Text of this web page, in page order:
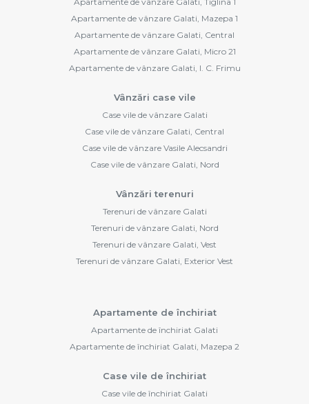
Apartamente de vânzare Galati, Mazepa 1
Apartamente de vânzare Galati, Central
Apartamente de vânzare Galati, Micro 21
Apartamente de vânzare Galati, I. C. Frimu
Vânzări case vile
Case vile de vânzare Galati
Case vile de vânzare Galati, Central
Case vile de vânzare Vasile Alecsandri
Case vile de vânzare Galati, Nord
Vânzări terenuri
Terenuri de vânzare Galati
Terenuri de vânzare Galati, Nord
Terenuri de vânzare Galati, Vest
Terenuri de vânzare Galati, Exterior Vest
Apartamente de închiriat
Apartamente de închiriat Galati
Apartamente de închiriat Galati, Mazepa 2
Case vile de închiriat
Case vile de închiriat Galati